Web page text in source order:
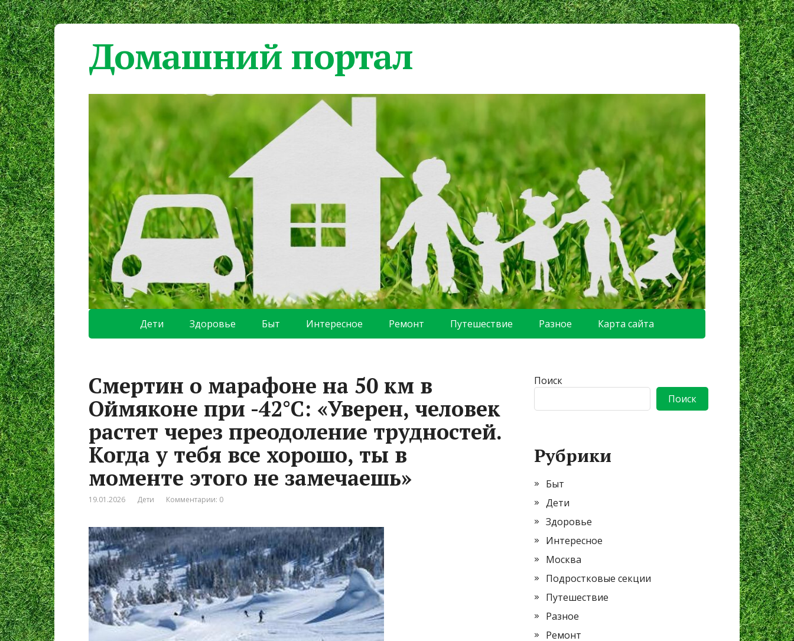
Домашний портал
Дети Здоровье Быт Интересное Ремонт Путешествие Разное Карта сайта
Смертин о марафоне на 50 км в
Оймяконе при -42°C: «Уверен, человек
растет через преодоление трудностей.
Когда у тебя все хорошо, ты в
моменте этого не замечаешь»
19.01.2026 Дети Комментарии: 0
Поиск
Поиск
Рубрики
Быт
Дети
Здоровье
Интересное
Москва
Подростковые секции
Путешествие
Разное
Ремонт